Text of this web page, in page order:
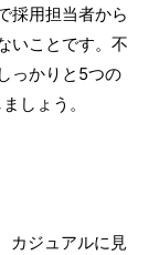
採用担当者から
いことです。不
っかりと5つの
しょう。
カジュアルに見